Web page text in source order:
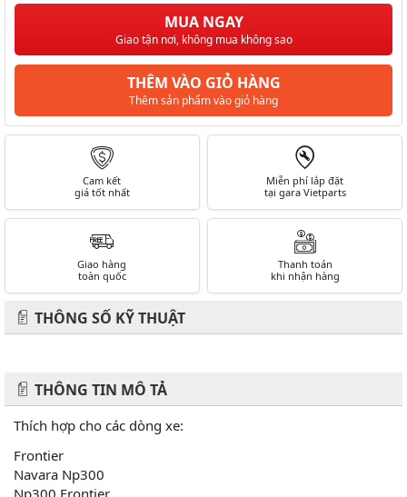
MUA NGAY
Giao tận nơi, không mua không sao
THÊM VÀO GIỎ HÀNG
Thêm sản phẩm vào giỏ hàng
Cam kết
giá tốt nhất
Miễn phí lắp đặt
tại gara Vietparts
Giao hàng
toàn quốc
Thanh toán
khi nhận hàng
THÔNG SỐ KỸ THUẬT
THÔNG TIN MÔ TẢ
Thích hợp cho các dòng xe:
Frontier
Navara Np300
Np300 Frontier